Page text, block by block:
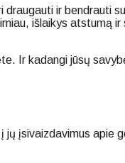
ir bendrauti
išlaikys atstumą
Ir kadangi jūsų
jų įsivaizdavimus apie